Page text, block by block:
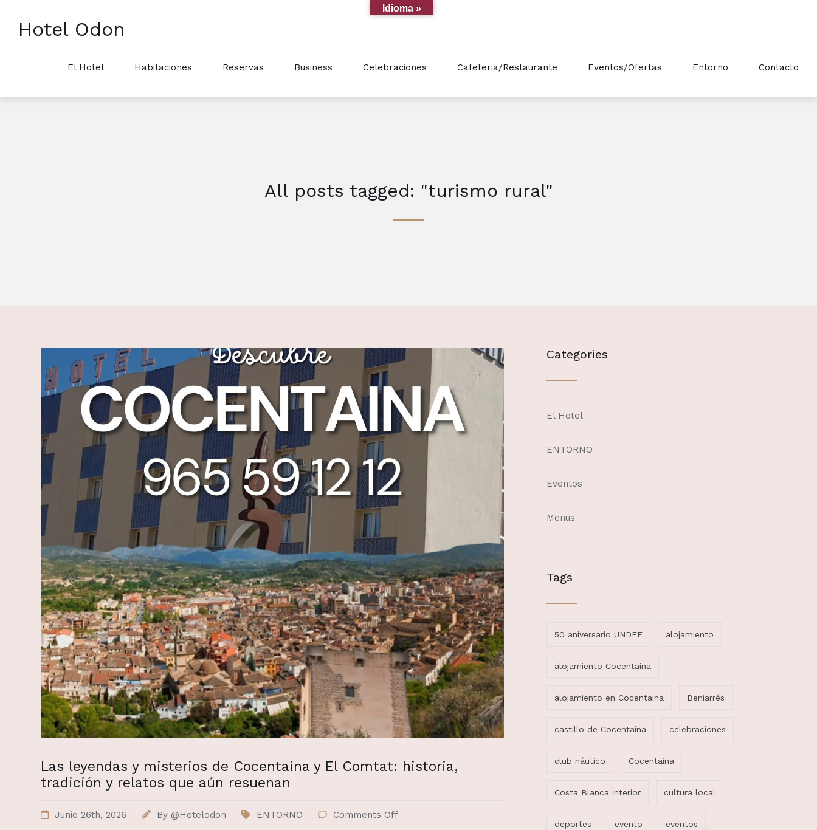
Hotel Odon
El Hotel Habitaciones Reservas Business Celebraciones Cafeteria/Restaurante Eventos/Ofertas Entorno Contacto
All posts tagged: "turismo rural"
Las leyendas y misterios de Cocentaina y El Comtat: historia,
tradición y relatos que aún resuenan
Junio 26th, 2026 By @Hotelodon ENTORNO Comments Off
Categories
El Hotel
ENTORNO
Eventos
Menús
Tags
50 aniversario UNDEF alojamiento
alojamiento Cocentaina
alojamiento en Cocentaina Beniarrés
castillo de Cocentaina celebraciones
club náutico Cocentaina
Costa Blanca interior cultura local
deportes evento eventos
Idioma »